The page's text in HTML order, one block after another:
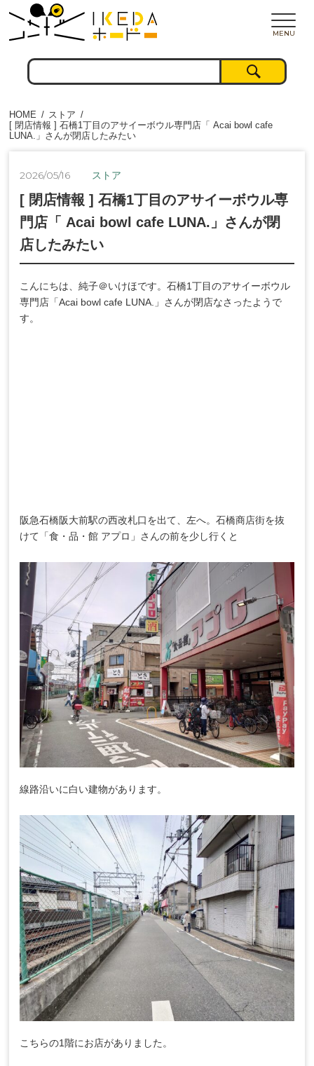
MENU
HOME
ストア
[ 閉店情報 ] 石橋1丁目のアサイーボウル専門店「 Acai bowl cafe
LUNA.」さんが閉店したみたい
2026/05/16 ストア
[ 閉店情報 ] 石橋1丁目のアサイーボウル専
門店「 Acai bowl cafe LUNA.」さんが閉
店したみたい
こんにちは、純子＠いけほです。石橋1丁目のアサイーボウル
専門店「Acai bowl cafe LUNA.」さんが閉店なさったようで
す。
阪急石橋阪大前駅の西改札口を出て、左へ。石橋商店街を抜
けて「食・品・館 アプロ」さんの前を少し行くと
線路沿いに白い建物があります。
こちらの1階にお店がありました。